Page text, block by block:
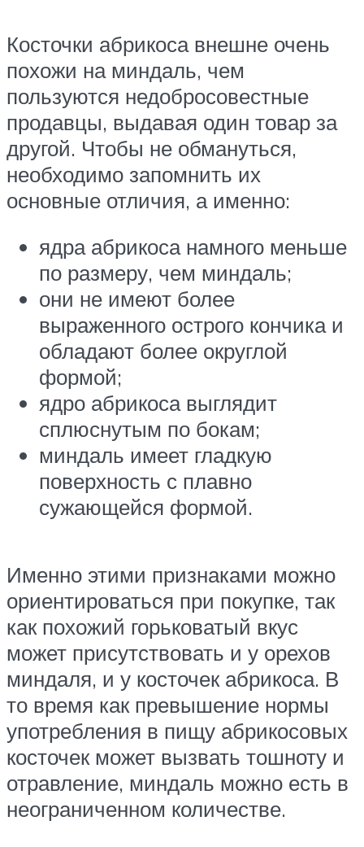
Косточки абрикоса внешне очень
похожи на миндаль, чем
пользуются недобросовестные
продавцы, выдавая один товар за
другой. Чтобы не обмануться,
необходимо запомнить их
основные отличия, а именно:
ядра абрикоса намного меньше
по размеру, чем миндаль;
они не имеют более
выраженного острого кончика и
обладают более округлой
формой;
ядро абрикоса выглядит
сплюснутым по бокам;
миндаль имеет гладкую
поверхность с плавно
сужающейся формой.
Именно этими признаками можно
ориентироваться при покупке, так
как похожий горьковатый вкус
может присутствовать и у орехов
миндаля, и у косточек абрикоса. В
то время как превышение нормы
употребления в пищу абрикосовых
косточек может вызвать тошноту и
отравление, миндаль можно есть в
неограниченном количестве.